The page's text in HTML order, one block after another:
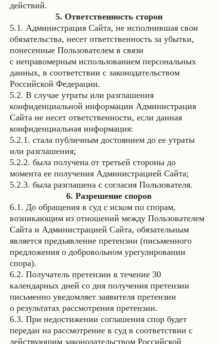
действий.
5. Ответственность сторон
5.1. Администрация Сайта, не исполнившая свои
обязательства, несет ответственность за убытки,
понесенные Пользователем в связи
с неправомерным использованием персональных
данных, в соответствии с законодательством
Российской Федерации.
5.2. В случае утраты или разглашения
конфиденциальной информации Администрация
Сайта не несет ответственности, если данная
конфиденциальная информация:
5.2.1. стала публичным достоянием до ее утраты
или разглашения;
5.2.2. была получена от третьей стороны до
момента ее получения Администрацией Сайта;
5.2.3. была разглашена с согласия Пользователя.
6. Разрешение споров
6.1. До обращения в суд с иском по спорам,
возникающим из отношений между Пользователем
Сайта и Администрацией Сайта, обязательным
является предъявление претензии (письменного
предложения о добровольном урегулировании
спора).
6.2. Получатель претензии в течение 30
календарных дней со дня получения претензии
письменно уведомляет заявителя претензии
о результатах рассмотрения претензии.
6.3. При недостижении соглашения спор будет
передан на рассмотрение в суд в соответствии с
действующим законодательством Российской